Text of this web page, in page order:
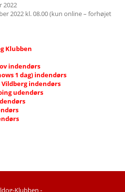
2022
2022 kl. 08.00 (kun online – forhøjet
Klubben
indendørs
1 dag) indendørs
Vildberg indendørs
udendørs
Klubben -